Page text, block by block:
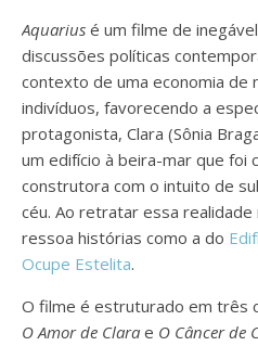
Aquarius é um filme de
discussões políticas
contexto de uma economia de
indivíduos, favorecendo a
protagonista, Clara (Sônia
um edifício à beira-mar que foi
construtora com o intuito de
céu. Ao retratar essa
ressoa histórias como a do
Ocupe Estelita.
O filme é estruturado em três
O Amor de Clara e O Câncer de